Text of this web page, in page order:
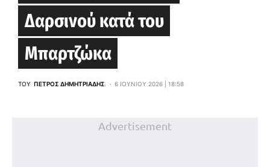
Δαρσινού κατά του
Μπαρτζώκα
ΤΟΥ ΠΈΤΡΟΣ ΔΗΜΗΤΡΙΆΔΗΣ 6 ΙΟΥΝΊΟΥ 2026 | 18:58
Advertisement